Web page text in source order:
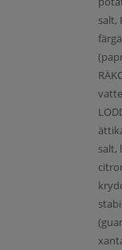
salt,
salt,